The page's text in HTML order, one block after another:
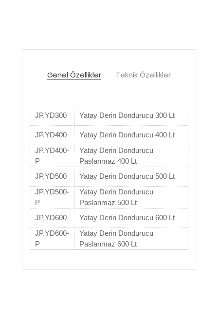
Genel Özellikler Teknik Özellikler
JP.YD300 Yatay Derin Dondurucu 300 Lt
JP.YD400
Yatay Derin Dondurucu 400 Lt
JP.YD400-
P
Yatay Derin Dondurucu
Paslanmaz 400 Lt
JP.YD500
Yatay Derin Dondurucu 500 Lt
JP.YD500-
P
Yatay Derin Dondurucu
Paslanmaz 500 Lt
JP.YD600
Yatay Derin Dondurucu 600 Lt
JP.YD600-
P
Yatay Derin Dondurucu
Paslanmaz 600 Lt